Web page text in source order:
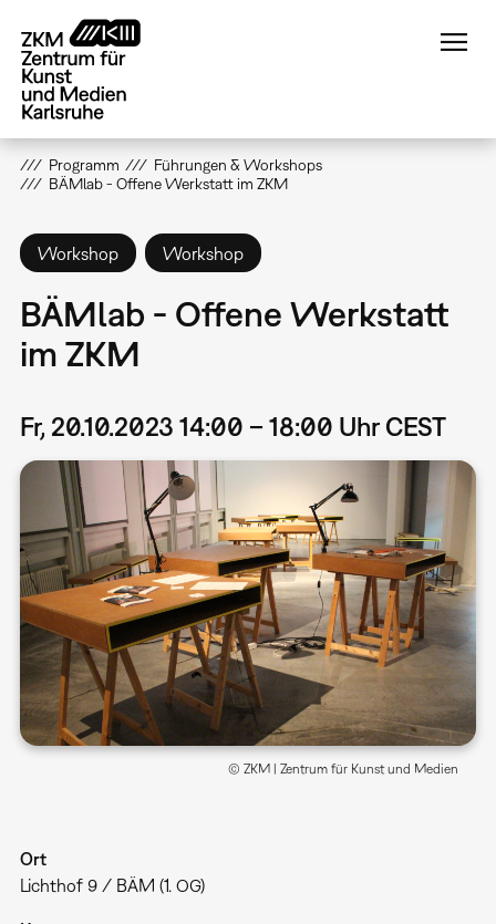
zum
Inhalt
Programm
Führungen & Workshops
BÄMlab - Offene Werkstatt im ZKM
Workshop Workshop
BÄMlab - Offene Werkstatt
im ZKM
Fr, 20.10.2023 14:00 – 18:00 Uhr CEST
© ZKM | Zentrum für Kunst und Medien
Ort
Lichthof 9 / BÄM (1. OG)